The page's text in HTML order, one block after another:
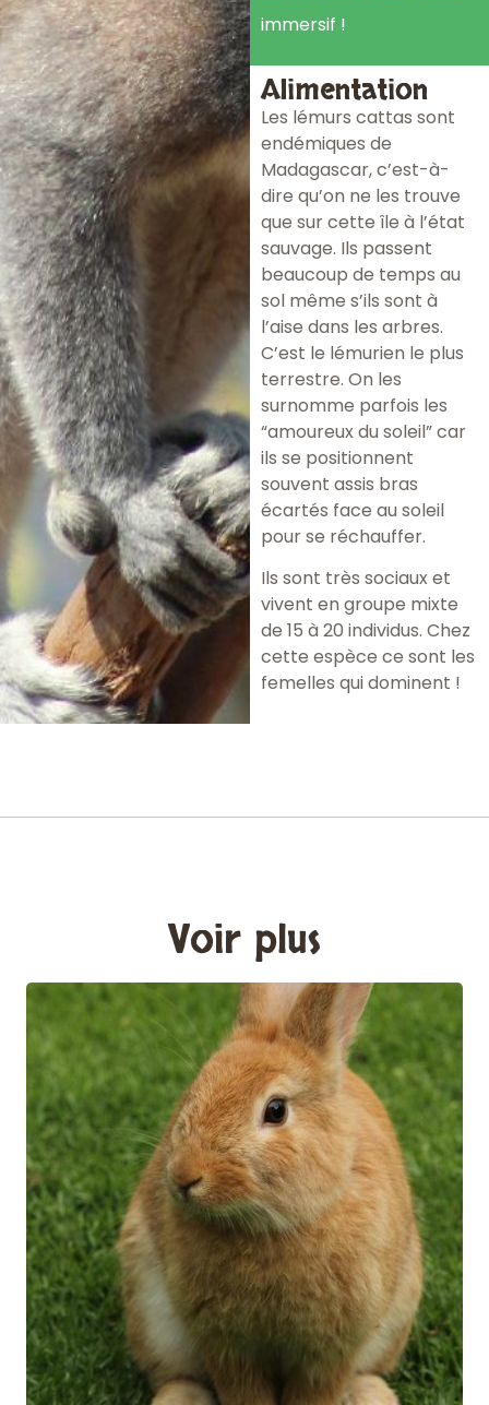
immersif !
Alimentation
Les lémurs cattas sont
endémiques de
Madagascar, c’est-à-
dire qu’on ne les trouve
que sur cette île à l’état
sauvage. Ils passent
beaucoup de temps au
sol même s’ils sont à
l’aise dans les arbres.
C’est le lémurien le plus
terrestre. On les
surnomme parfois les
“amoureux du soleil” car
ils se positionnent
souvent assis bras
écartés face au soleil
pour se réchauffer.
Ils sont très sociaux et
vivent en groupe mixte
de 15 à 20 individus. Chez
cette espèce ce sont les
femelles qui dominent !
Voir plus